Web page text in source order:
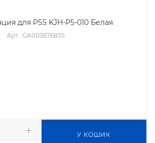
для PS5 KJH-P5-010 Белая
Арт.: GA003676855
У КОШИК